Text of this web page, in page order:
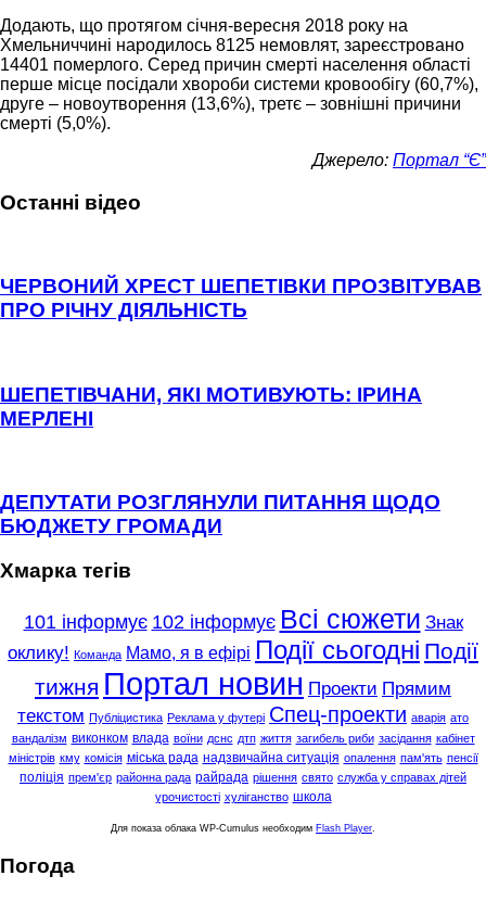
Додають, що протягом січня-вересня 2018 року на
Хмельниччині народилось 8125 немовлят, зареєстровано
14401 померлого. Серед причин смерті населення області
перше місце посідали хвороби системи кровообігу (60,7%),
друге – новоутворення (13,6%), третє – зовнішні причини
смерті (5,0%).
Джерело: Портал “Є”
Останні відео
ЧЕРВОНИЙ ХРЕСТ ШЕПЕТІВКИ ПРОЗВІТУВАВ
ПРО РІЧНУ ДІЯЛЬНІСТЬ
ШЕПЕТІВЧАНИ, ЯКІ МОТИВУЮТЬ: ІРИНА
МЕРЛЕНІ
ДЕПУТАТИ РОЗГЛЯНУЛИ ПИТАННЯ ЩОДО
БЮДЖЕТУ ГРОМАДИ
Хмарка тегів
101 інформує 102 інформує Всі сюжети Знак
оклику! Команда Мамо, я в ефірі Події сьогодні Події
тижня Портал новин Проекти Прямим
текстом Публіцистика Реклама у футері Спец-проекти аварія ато
вандалізм виконком влада воїни дснс дтп життя загибель риби засідання кабінет
міністрів кму комісія міська рада надзвичайна ситуація опалення пам'ять пенсії
поліція прем'єр районна рада райрада рішення свято служба у справах дітей
урочистості хуліганство школа
Для показа облака WP-Cumulus необходим Flash Player
Погода